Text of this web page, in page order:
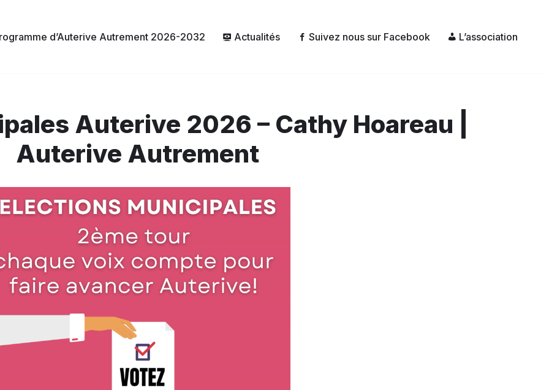
d’Auterive Autrement 2026-2032 Actualités Suivez nous sur Facebook L’association
Auterive 2026 – Cathy Hoareau |
Auterive Autrement